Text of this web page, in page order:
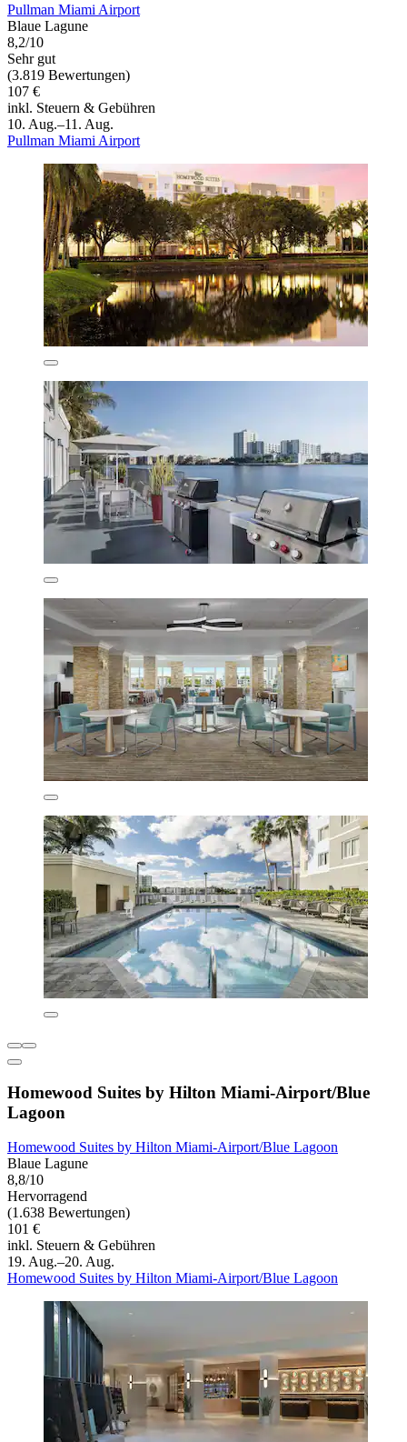
Pullman Miami Airport
Blaue Lagune
8,2/10
Sehr gut
(3.819 Bewertungen)
107 €
inkl. Steuern & Gebühren
10. Aug.–11. Aug.
Pullman Miami Airport
Homewood Suites by Hilton Miami-Airport/Blue
Lagoon
Homewood Suites by Hilton Miami-Airport/Blue Lagoon
Blaue Lagune
8,8/10
Hervorragend
(1.638 Bewertungen)
101 €
inkl. Steuern & Gebühren
19. Aug.–20. Aug.
Homewood Suites by Hilton Miami-Airport/Blue Lagoon